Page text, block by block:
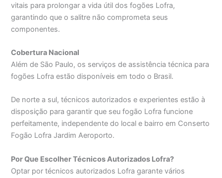
vitais para prolongar a vida útil dos fogões Lofra,
garantindo que o salitre não comprometa seus
componentes.
Cobertura Nacional
Além de São Paulo, os serviços de assistência técnica para
fogões Lofra estão disponíveis em todo o Brasil.
De norte a sul, técnicos autorizados e experientes estão à
disposição para garantir que seu fogão Lofra funcione
perfeitamente, independente do local e bairro em Conserto
Fogão Lofra Jardim Aeroporto.
Por Que Escolher Técnicos Autorizados Lofra?
Optar por técnicos autorizados Lofra garante vários